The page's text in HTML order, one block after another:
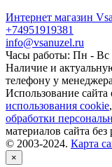
Интернет магазин
+74951919381
info@vsanuzel.ru
Часы работы: Пн - Вс
Наличие и
телефону у
Использование сайта
использования cookie,
обработки
материалов сайта
© 2003-2024. Карта
×